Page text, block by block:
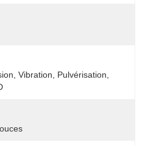
Vibration, Pulvérisation,